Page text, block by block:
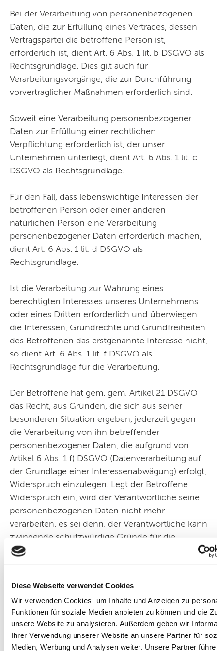
Diese Webseite verwendet Cookies
Wir verwenden Cookies, um Inhalte und Anzeigen zu
Funktionen für soziale Medien anbieten zu können und die
unsere Website zu analysieren. Außerdem geben wir
Ihrer Verwendung unserer Website an unsere Partner für
Medien, Werbung und Analysen weiter. Unsere Partner
Bei der Verarbeitung von personenbezogenen
Daten, die zur Erfüllung eines Vertrages, dessen
Vertragspartei die betroffene Person ist,
erforderlich ist, dient Art. 6 Abs. 1 lit. b DSGVO als
Rechtsgrundlage. Dies gilt auch für
Verarbeitungsvorgänge, die zur Durchführung
vorvertraglicher Maßnahmen erforderlich sind.
Soweit eine Verarbeitung personenbezogener
Daten zur Erfüllung einer rechtlichen
Verpflichtung erforderlich ist, der unser
Unternehmen unterliegt, dient Art. 6 Abs. 1 lit. c
DSGVO als Rechtsgrundlage.
Für den Fall, dass lebenswichtige Interessen der
betroffenen Person oder einer anderen
natürlichen Person eine Verarbeitung
personenbezogener Daten erforderlich machen,
dient Art. 6 Abs. 1 lit. d DSGVO als
Rechtsgrundlage.
Ist die Verarbeitung zur Wahrung eines
berechtigten Interesses unseres Unternehmens
oder eines Dritten erforderlich und überwiegen
die Interessen, Grundrechte und Grundfreiheiten
des Betroffenen das erstgenannte Interesse nicht,
so dient Art. 6 Abs. 1 lit. f DSGVO als
Rechtsgrundlage für die Verarbeitung.
Der Betroffene hat gem. gem. Artikel 21 DSGVO
das Recht, aus Gründen, die sich aus seiner
besonderen Situation ergeben, jederzeit gegen
die Verarbeitung von ihn betreffender
personenbezogener Daten, die aufgrund von
Artikel 6 Abs. 1 f) DSGVO (Datenverarbeitung auf
der Grundlage einer Interessenabwägung) erfolgt,
Widerspruch einzulegen. Legt der Betroffene
Widerspruch ein, wird der Verantwortliche seine
personenbezogenen Daten nicht mehr
verarbeiten, es sei denn, der Verantwortliche kann
zwingende schutzwürdige Gründe für die
Verarbeitung nachweisen, die die Interessen,
Rechte und Freiheiten des Betroffenen
Geltendmachung, Ausübung oder Verteidigung
von Rechtsansprüchen. Der Widerspruch kann
formfrei erfolgen und sollte möglichst gerichtet
werden an: